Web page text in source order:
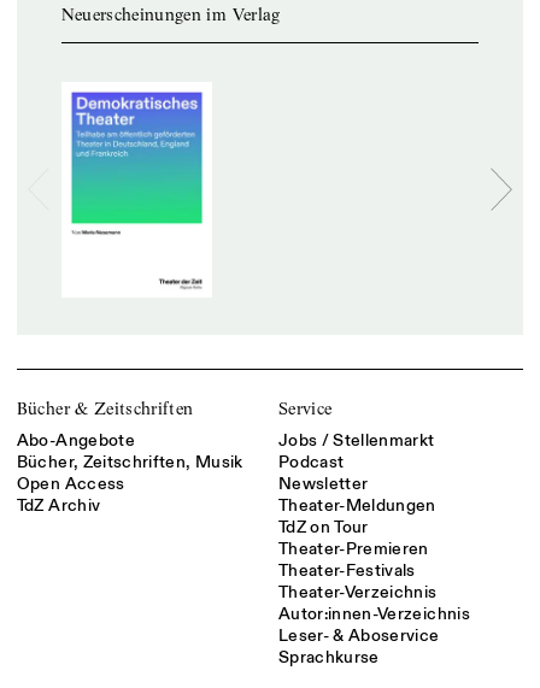
Neuerscheinungen im Verlag
Bücher & Zeitschriften
Abo-Angebote
Bücher, Zeitschriften, Musik
Open Access
TdZ Archiv
Service
Jobs / Stellenmarkt
Podcast
Newsletter
Theater-Meldungen
TdZ on Tour
Theater-Premieren
Theater-Festivals
Theater-Verzeichnis
Autor:innen-Verzeichnis
Leser- & Aboservice
Sprachkurse